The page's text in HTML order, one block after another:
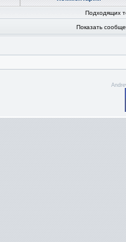
Подходящих
Показать